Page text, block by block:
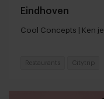
Eindhoven
Cool Concepts | Ken
Restaurants Citytrip